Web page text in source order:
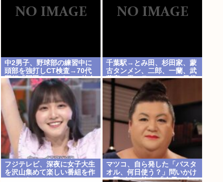
中2男子、野球部の練習中に
頭部を強打しCT検査→70代
医師「問題ないです」→他人
のCT画像で中学生死亡
千葉駅→とみ田、杉田家、蒙
古タンメン、二郎、一蘭、武
蔵家、雷、ラーショ、一風堂
etc…ラーメン最強かよ？？
フジテレビ、深夜に女子大生
を沢山集めて楽しい番組を作
マツコ、自ら発した「バスタ
オル、何日使う？」問いかけ
に驚がくの答え 「今日は全